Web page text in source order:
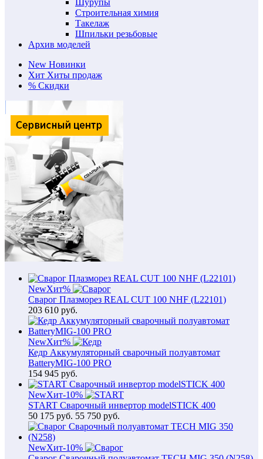
Строительная химия
Такелаж
Шпильки резьбовые
Архив моделей
New Новинки
Хит Хиты продаж
% Скидки
NewХит%
Сварог Плазморез REAL CUT 100 NHF (L22101)
203 610 руб.
NewХит%
Кедр Аккумуляторный сварочный полуавтомат
BatteryMIG-100 PRO
154 945 руб.
NewХит-10%
START Сварочный инвертор modelSTICK 400
50 175 руб. 55 750 руб.
NewХит-10%